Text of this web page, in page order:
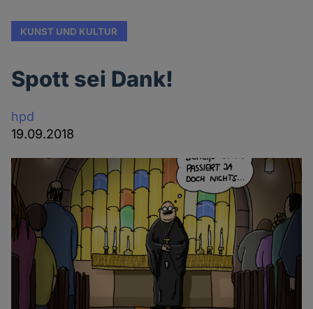
KUNST UND KULTUR
Spott sei Dank!
hpd
19.09.2018